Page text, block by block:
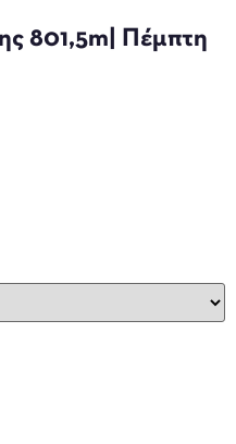
801,5m| Πέμπτη